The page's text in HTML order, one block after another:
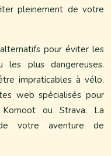
pleinement de votre
pour éviter les
les plus dangereuses.
impraticables à vélo.
web spécialisés pour
ou Strava. La
votre aventure de